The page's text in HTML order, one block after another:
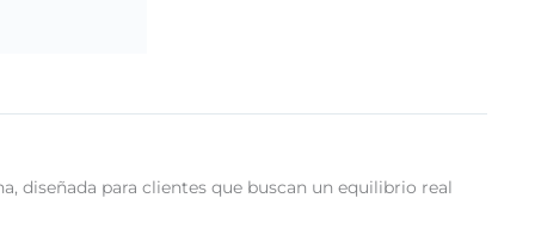
diseñada para clientes que buscan un equilibrio real